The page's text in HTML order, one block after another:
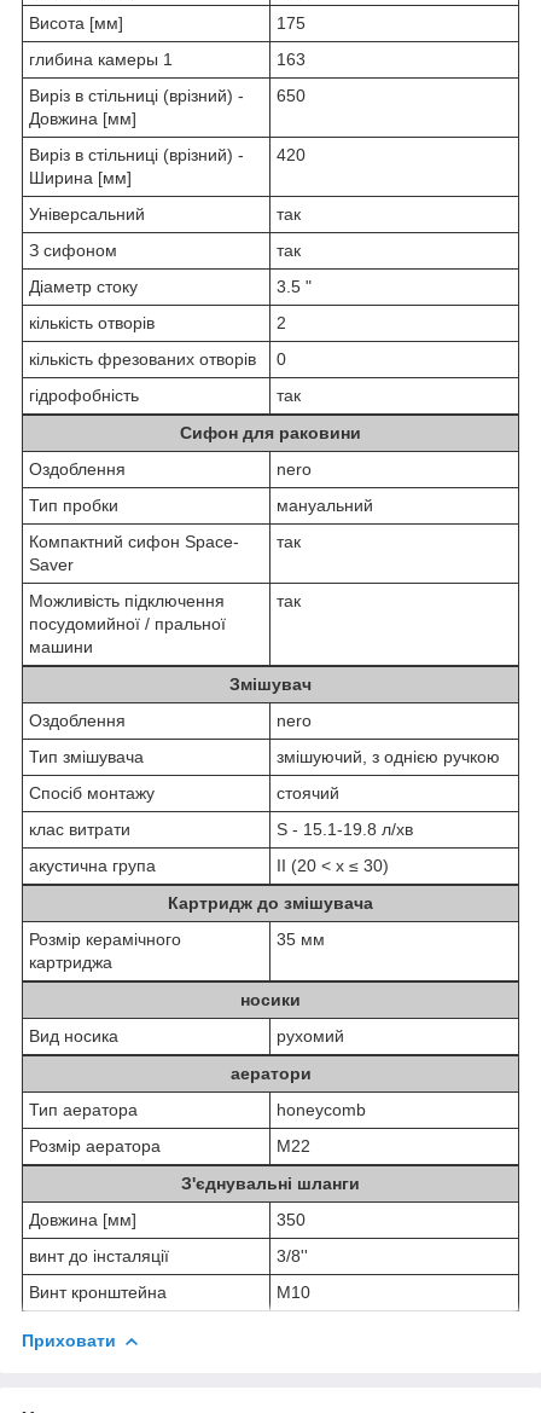
Висота [мм]
175
глибина камеры 1
163
Виріз в стільниці (врізний) -
Довжина [мм]
650
Виріз в стільниці (врізний) -
Ширина [мм]
420
Універсальний
так
З сифоном
так
Діаметр стоку
3.5 "
кількість отворів
2
кількість фрезованих отворів
0
гідрофобність
так
Сифон для раковини
Оздоблення
nero
Тип пробки
мануальний
Компактний сифон Space-
Saver
так
Можливість підключення
посудомийної / пральної
машини
так
Змішувач
Оздоблення
nero
Тип змішувача
змішуючий, з однією ручкою
Спосіб монтажу
стоячий
клас витрати
S - 15.1-19.8 л/хв
акустична група
II (20 < x ≤ 30)
Картридж до змішувача
Розмір керамічного
картриджа
35 мм
носики
Вид носика
рухомий
аератори
Тип аератора
honeycomb
Розмір аератора
M22
З'єднувальні шланги
Довжина [мм]
350
винт до інсталяції
3/8''
Винт кронштейна
M10
Приховати